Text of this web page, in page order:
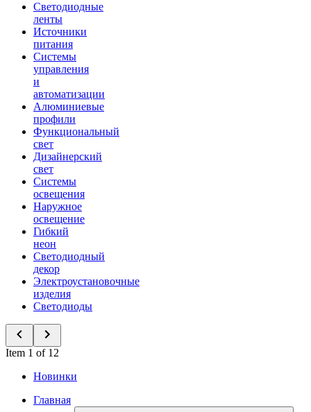
Светодиодные
ленты
Источники
питания
Системы
управления
и
автоматизации
Алюминиевые
профили
Функциональный
свет
Дизайнерский
свет
Системы
освещения
Наружное
освещение
Гибкий
неон
Светодиодный
декор
Электроустановочные
изделия
Светодиоды
Item 1 of 12
Новинки
Главная